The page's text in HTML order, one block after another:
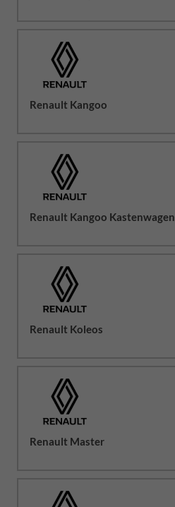
Renault Kangoo
Renault Kangoo Kastenwagen
Renault Koleos
Renault Master